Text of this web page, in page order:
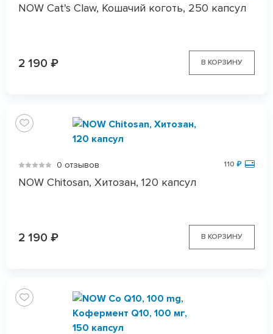
NOW Cat's Claw, Кошачий коготь, 250 капсул
2 190 ₽ В КОРЗИНУ
0 отзывов 110 ₽
NOW Chitosan, Хитозан, 120 капсул
2 190 ₽ В КОРЗИНУ